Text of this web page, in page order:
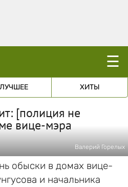
☰
ЛУЧШЕЕ ХИТЫ
[полиция не
вице-мэра
Валерий Горелых
обыски в домах вице-
и начальника